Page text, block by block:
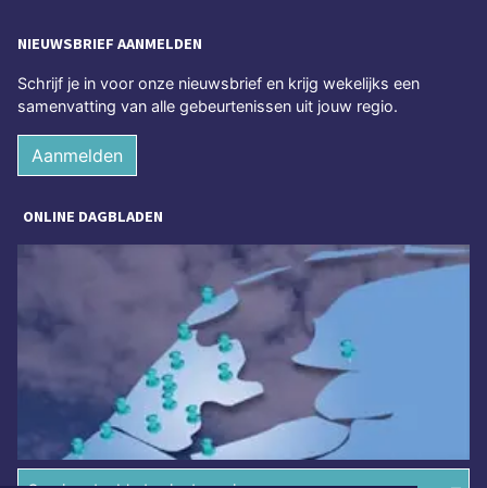
NIEUWSBRIEF AANMELDEN
Schrijf je in voor onze nieuwsbrief en krijg wekelijks een
samenvatting van alle gebeurtenissen uit jouw regio.
Aanmelden
ONLINE DAGBLADEN